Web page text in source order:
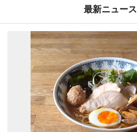
最新ニュース